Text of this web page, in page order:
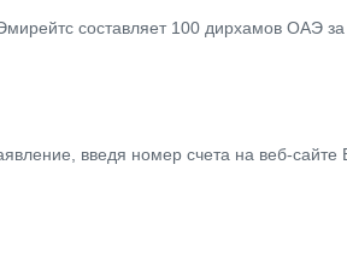
составляет 100 дирхамов ОАЭ за
введя номер счета на веб-сайте